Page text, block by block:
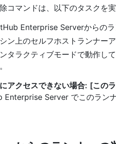
コマンドは、以下のタスクを実
Enterprise Serverからのラ
ン上のセルフホストランナー
タラクティブモードで動作し
アクセスできない場合: [この
Enterprise Server でこのラン